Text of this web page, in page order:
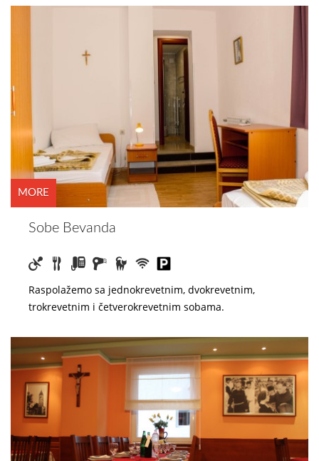
Sobe Bevanda
Raspolažemo sa jednokrevetnim, dvokrevetnim,
trokrevetnim i četverokrevetnim sobama.
MORE